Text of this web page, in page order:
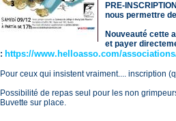
PRE-
nous permettre
Nouveauté cette
et payer
: https://www.helloasso.com/
Pour ceux qui insistent vraiment.... inscription
Possibilité de repas seul pour les non
Buvette sur place.